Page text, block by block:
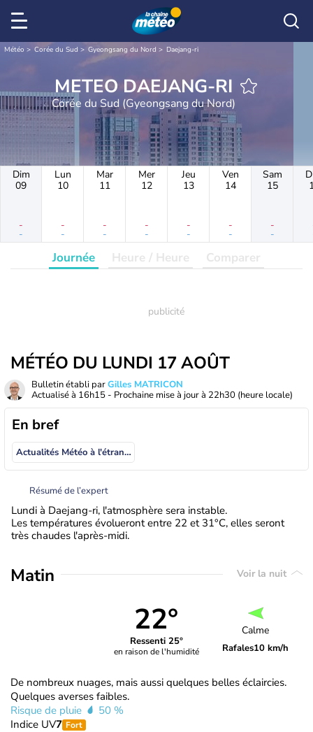
Météo Corée du Sud Gyeongsang du Nord Daejang-ri
METEO DAEJANG-RI
Corée du Sud (Gyeongsang du Nord)
Dim
09
-
-
Lun
10
-
-
Mar
11
-
-
Mer
12
-
-
Jeu
13
-
-
Ven
14
-
-
Sam
15
-
-
Journée Heure / Heure Comparer
MÉTÉO DU LUNDI 17 AOÛT
Bulletin établi parGilles MATRICON
Actualisé à 16h15 - Prochaine mise à jour à 22h30 (heure locale)
En bref
Actualités Météo à l'étranger
Résumé de l’expert
Lundi à Daejang-ri, l'atmosphère sera instable.
Les températures évolueront entre 22 et 31°C, elles seront
très chaudes l'après-midi.
Matin Voir la nuit
22°
Ressenti 25°
en raison de l'humidité
Calme
Rafales10 km/h
De nombreux nuages, mais aussi quelques belles éclaircies.
Quelques averses faibles.
Risque de pluie
50 %
Indice UV7 Fort